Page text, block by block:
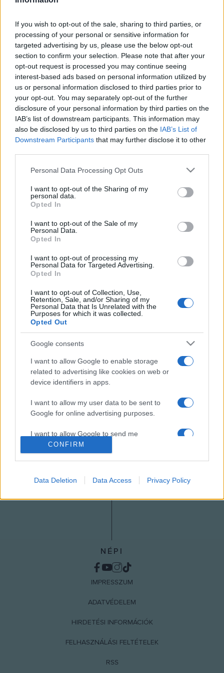
If you wish to opt-out of the sale, sharing to third parties, or
processing of your personal or sensitive information for
targeted advertising by us, please use the below opt-out
section to confirm your selection. Please note that after your
opt-out request is processed you may continue seeing
interest-based ads based on personal information utilized by
us or personal information disclosed to third parties prior to
your opt-out. You may separately opt-out of the further
disclosure of your personal information by third parties on the
IAB’s list of downstream participants. This information may
also be disclosed by us to third parties on the IAB’s List of
Downstream Participants that may further disclose it to other
Please note that this website/app uses one or more Google
not limited to your visit or usage behaviour. You may click to
grant or deny consent to Google and its third-party tags to
use your data for below specified purposes in below Google
consent section.
Personal Data Processing Opt Outs
I want to opt-out of the Sharing of my
personal data.
Opted In
I want to opt-out of the Sale of my
Personal Data.
Opted In
I want to opt-out of processing my
Personal Data for Targeted Advertising.
Opted In
I want to opt-out of Collection, Use,
Retention, Sale, and/or Sharing of my
Personal Data that Is Unrelated with the
Purposes for which it was collected.
Opted Out
Google consents
I want to allow Google to enable storage
related to advertising like cookies on web or
device identifiers in apps.
I want to allow my user data to be sent to
Google for online advertising purposes.
I want to allow Google to send me
personalized advertising.
related to analytics like cookies on web or
device identifiers in apps.
related to personalization.
I want to allow Google to enable storage
related to security, including authentication
CONFIRM
Data Deletion Data Access Privacy Policy
Ebben hol gátolja, hol akadályozza a tűztörzs uralkodójának
kegyvesztett fia, akinek egyrészt bizonyítanivalója van,
másrészt viszont nem olyan rossz gyerek. Mivel a srác, fiú,
gyerek és kölyök szavakat sűrűn emlegettük, talán már
evidens, hogy tinimoziról van szó, amely pont az Alkonyat
alatti korosztályt próbálja telibe kapni, szintén a fantasy
besorolásban. Ami furcsa, az a rendező személye, aki nem
más, mint M. Night Shyamalan (Hatodik érzék,Jelek), aki
színes karrierje során először dolgozik hozott anyagból,
történet, szimpatikus gyerekszereplőkkel, illetve a
lenyűgöző és gagyi között libikókázó látványvilággal.
Az utolsó léghajlító
(The Last Airbender. színes amerikai fantasy 103 p. 2010)
Rendező: M. Night Shyamalan
Színész: Cliff Curtis, Dev Patel, Jackson Rathbone, Nicola
Forgalmazza: UIP-Duna Film
MEGOSZTÁS
NÉPI
IMPRESSZUM
ADATVÉDELEM
HIRDETÉSI INFORMÁCIÓK
FELHASZNÁLÁSI FELTÉTELEK
RSS